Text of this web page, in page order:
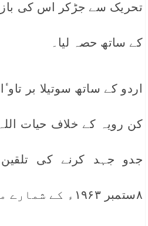
تحریک سے جڑکر اس کی
کے ساتھ حصہ لیا۔
اردو کے ساتھ سوتیلا بر
کن رویہ کے خلاف حیات
جدو جہد کرنے کی
۸ستمبر ۱۹۶۳ء کے شمارے میں لکھتے ہیں :